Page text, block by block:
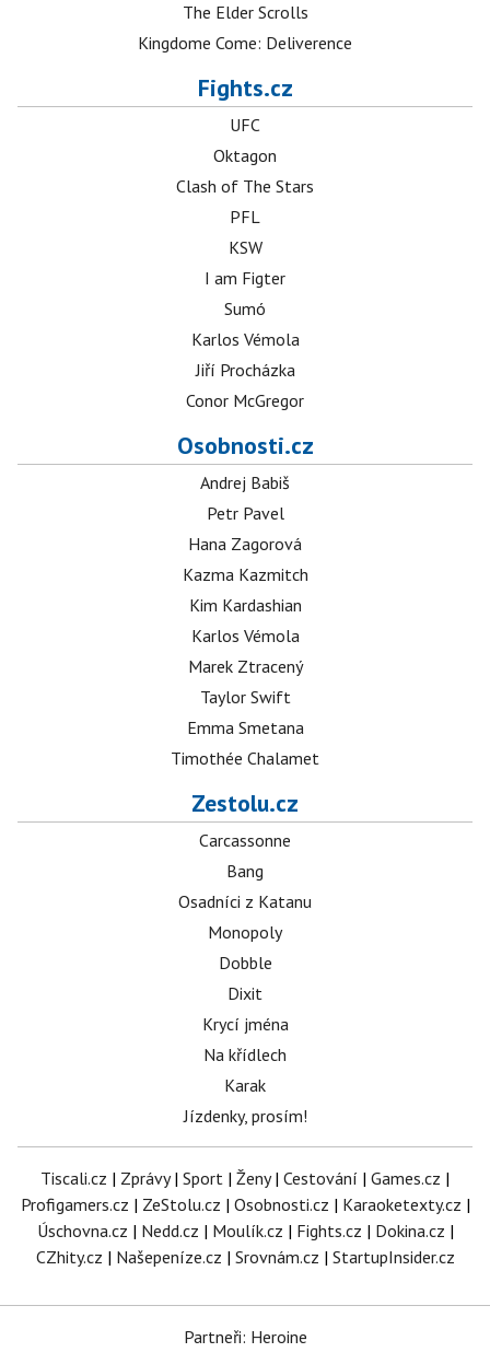
The Elder Scrolls
Kingdome Come: Deliverence
Fights.cz
UFC
Oktagon
Clash of The Stars
PFL
KSW
I am Figter
Sumó
Karlos Vémola
Jiří Procházka
Conor McGregor
Osobnosti.cz
Andrej Babiš
Petr Pavel
Hana Zagorová
Kazma Kazmitch
Kim Kardashian
Karlos Vémola
Marek Ztracený
Taylor Swift
Emma Smetana
Timothée Chalamet
Zestolu.cz
Carcassonne
Bang
Osadníci z Katanu
Monopoly
Dobble
Dixit
Krycí jména
Na křídlech
Karak
Jízdenky, prosím!
Tiscali.cz | Zprávy| Sport | Ženy| Cestování | Games.cz |
Profigamers.cz | ZeStolu.cz | Osobnosti.cz | Karaoketexty.cz |
Úschovna.cz | Nedd.cz | Moulík.cz | Fights.cz | Dokina.cz |
CZhity.cz | Našepeníze.cz | Srovnám.cz | StartupInsider.cz
Partneři: Heroine